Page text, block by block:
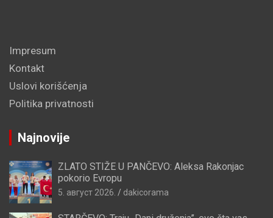
Impresum
Kontakt
Uslovi korišćenja
Politika privatnosti
Najnovije
ZLATO STIŽE U PANČEVO: Aleksa Rakonjac
pokorio Evropu
5. август 2026. dakicorama